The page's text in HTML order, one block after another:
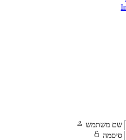
שם משתמש
סיסמה